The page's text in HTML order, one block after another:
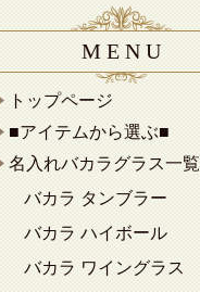
M E N U
トップページ
■アイテムから選ぶ■
名入れバカラグラス一覧
バカラ タンブラー
バカラ ハイボール
バカラ ワイングラス